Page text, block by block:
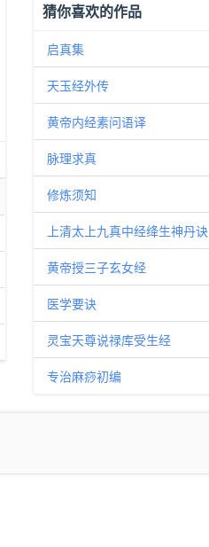
猜你喜欢的作品
启真集
天玉经外传
黄帝内经素问语译
脉理求真
修炼须知
上清太上九真中经绛生神丹诀
黄帝授三子玄女经
医学要诀
灵宝天尊说禄库受生经
专治麻痧初编